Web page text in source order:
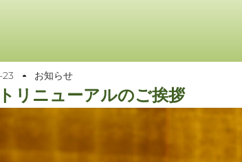
23 お知らせ
リニューアルのご挨拶